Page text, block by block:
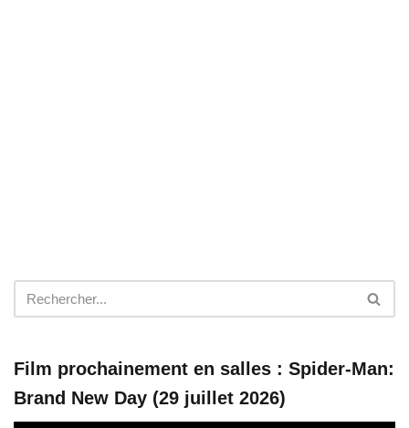
Film prochainement en salles : Spider-Man:
Brand New Day (29 juillet 2026)